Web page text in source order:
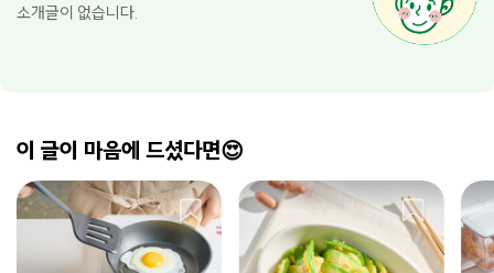
소개글이 없습니다.
이 글이 마음에 드셨다면😍